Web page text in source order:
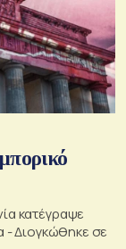
κατέγραψε
- Διογκώθηκε σε